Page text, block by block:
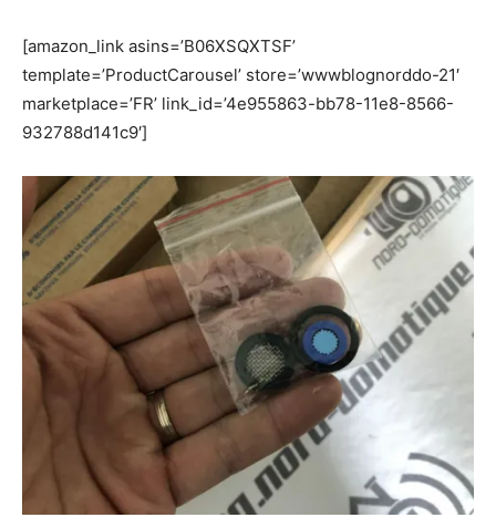
[amazon_link asins=’B06XSQXTSF’
template=’ProductCarousel’ store=’wwwblognorddo-21′
marketplace=’FR’ link_id=’4e955863-bb78-11e8-8566-
932788d141c9′]